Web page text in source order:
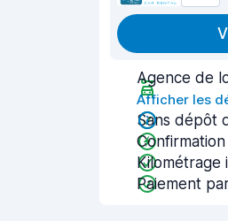
Agence de
Afficher les
Sans dépôt
Kilométrage
Paiement